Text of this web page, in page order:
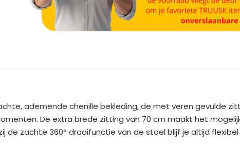
r
n
a
ademende chenille bekleding, de met veren gevulde
De extra brede zitting van 70 cm maakt het
zachte 360° draaifunctie van de stoel blijf je altijd